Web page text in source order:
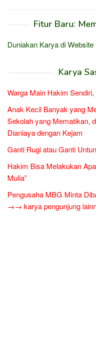
Fitur Baru:
Duniakan Karya di Website
Karya
Warga Main Hakim
Anak Kecil Banyak yang
Sekolah yang Mematikan,
Dianiaya dengan Kejam
Ganti Rugi atau Ganti
Hakim Bisa Melakukan
Mulia”
Pengusaha MBG Minta
→→ karya pengunjung